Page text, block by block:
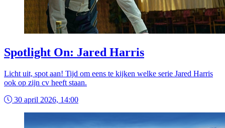
Spotlight On: Jared Harris
Licht uit, spot aan! Tijd om eens te kijken welke serie Jared Harris
ook op zijn cv heeft staan.
30 april 2026, 14:00